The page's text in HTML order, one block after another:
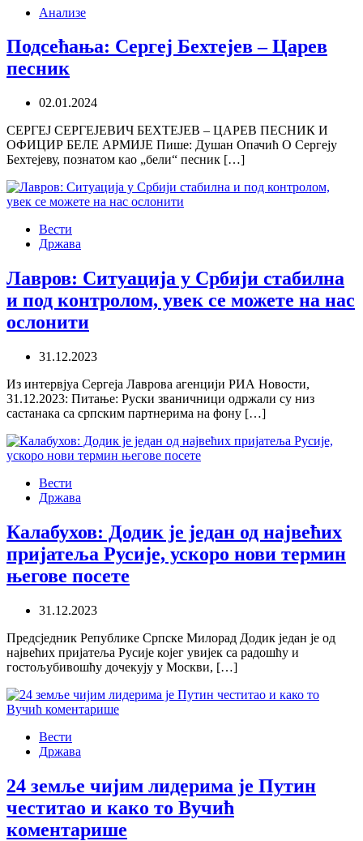
Анализе
Подсећања: Сергеј Бехтејев – Царев
песник
02.01.2024
СЕРГЕЈ СЕРГЕЈЕВИЧ БЕХТЕЈЕВ – ЦАРЕВ ПЕСНИК И
ОФИЦИР БЕЛЕ АРМИЈЕ Пише: Душан Опачић О Сергеју
Бехтејеву, познатом као „бели“ песник […]
Вести
Држава
Лавров: Ситуација у Србији стабилна
и под контролом, увек се можете на нас
ослонити
31.12.2023
Из интервјуа Сергеја Лаврова агенцији РИА Новости,
31.12.2023: Питање: Руски званичници одржали су низ
састанака са српским партнерима на фону […]
Вести
Држава
Калабухов: Додик је један од највећих
пријатеља Русије, ускоро нови термин
његове посете
31.12.2023
Предсједник Републике Српске Милорад Додик један је од
највећих пријатеља Русије којег увијек са радошћу и
гостољубивошћу дочекују у Москви, […]
Вести
Држава
24 земље чијим лидерима је Путин
честитао и како то Вучић
коментарише